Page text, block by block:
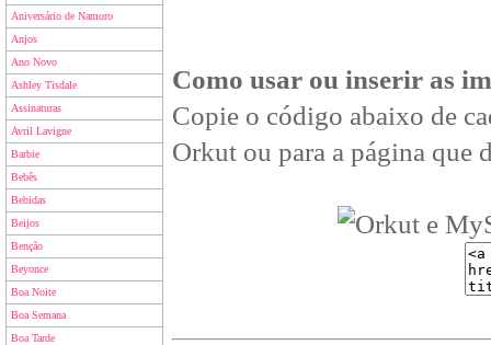
Aniversário de Namoro
Anjos
Ano Novo
Ashley Tisdale
Assinaturas
Avril Lavigne
Barbie
Bebês
Bebidas
Beijos
Benção
Beyonce
Boa Noite
Boa Semana
Boa Tarde
Como usar ou inserir as
Copie o código abaixo de
Orkut ou para a página que